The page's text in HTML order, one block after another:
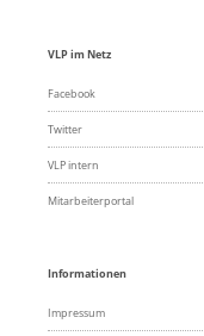
VLP im Netz
Facebook
Twitter
VLP intern
Mitarbeiterportal
Informationen
Impressum